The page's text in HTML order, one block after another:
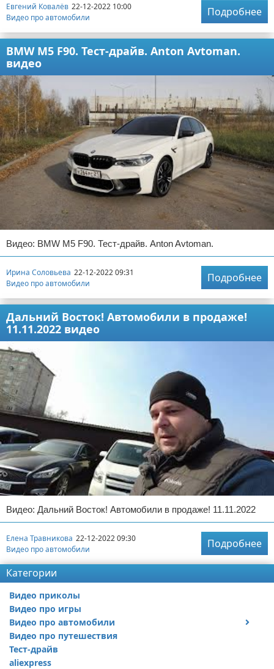
Евгений Ковалёв 22-12-2022 10:00
Видео про автомобили
Подробнее
BMW M5 F90. Тест-драйв. Anton Avtoman.
видео
Видео: BMW M5 F90. Тест-драйв. Anton Avtoman.
Ирина Соловьева 22-12-2022 09:31
Видео про автомобили
Подробнее
Дальний Восток! Автомобили в продаже!
11.11.2022 видео
Видео: Дальний Восток! Автомобили в продаже! 11.11.2022
Елена Травникова 22-12-2022 09:30
Видео про автомобили
Подробнее
Категории
Видео приколы
Видео про игры
Видео про автомобили
Ремонт автомобиля
Видео про путешествия
Тест-драйв
aliexpress